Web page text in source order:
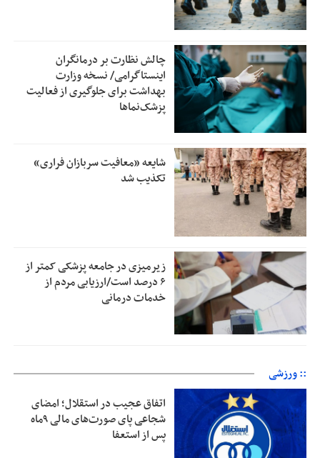
چالش نظارت بر درمانگران
اینستاگرامی/ نسخه وزارت
بهداشت برای جلوگیری از فعالیت
پزشک‌نماها
شایعه «معافیت سربازان فراری»
تکذیب شد
زیرمیزی در جامعه پزشکی کمتر از
۶ درصد است/ارزیابی مردم از
خدمات درمانی
:: ورزشی
اتفاق عجیب در استقلال؛ امضای
شجاعی پای صورت‌های مالی ٩ماه
پس از استعفا